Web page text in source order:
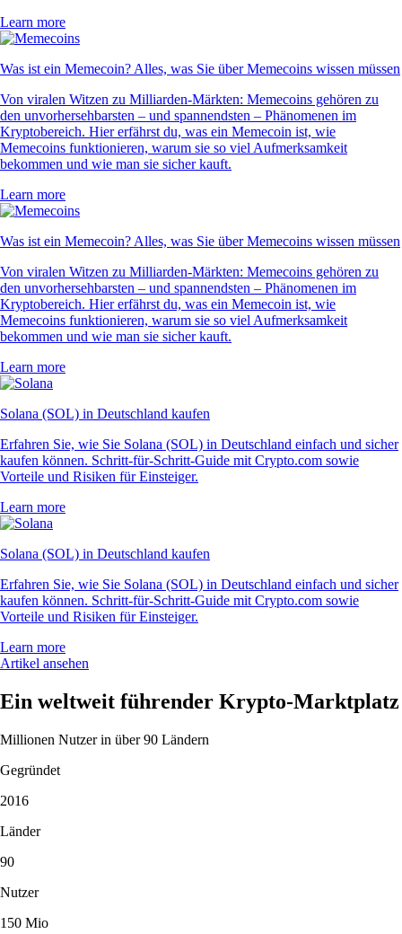
Learn more
Was ist ein Memecoin? Alles, was Sie über Memecoins wissen müssen
Von viralen Witzen zu Milliarden-Märkten: Memecoins gehören zu
den unvorhersehbarsten – und spannendsten – Phänomenen im
Kryptobereich. Hier erfährst du, was ein Memecoin ist, wie
Memecoins funktionieren, warum sie so viel Aufmerksamkeit
bekommen und wie man sie sicher kauft.
Learn more
Was ist ein Memecoin? Alles, was Sie über Memecoins wissen müssen
Von viralen Witzen zu Milliarden-Märkten: Memecoins gehören zu
den unvorhersehbarsten – und spannendsten – Phänomenen im
Kryptobereich. Hier erfährst du, was ein Memecoin ist, wie
Memecoins funktionieren, warum sie so viel Aufmerksamkeit
bekommen und wie man sie sicher kauft.
Learn more
Solana (SOL) in Deutschland kaufen
Erfahren Sie, wie Sie Solana (SOL) in Deutschland einfach und sicher
kaufen können. Schritt-für-Schritt-Guide mit Crypto.com sowie
Vorteile und Risiken für Einsteiger.
Learn more
Solana (SOL) in Deutschland kaufen
Erfahren Sie, wie Sie Solana (SOL) in Deutschland einfach und sicher
kaufen können. Schritt-für-Schritt-Guide mit Crypto.com sowie
Vorteile und Risiken für Einsteiger.
Learn more
Artikel ansehen
Ein weltweit führender Krypto-Marktplatz
Millionen Nutzer in über 90 Ländern
Gegründet
2016
Länder
90
Nutzer
150 Mio